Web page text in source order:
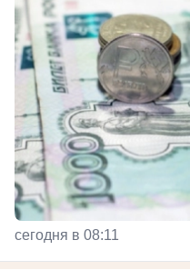
сегодня в 08:11